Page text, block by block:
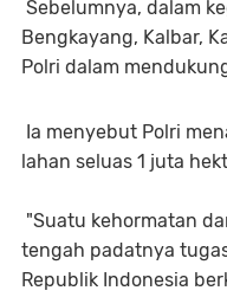
Sebelumnya, dalam
Bengkayang, Kalbar,
Polri dalam
Ia menyebut Polri
lahan seluas 1 juta
"Suatu kehormatan
tengah padatnya
Republik Indonesia